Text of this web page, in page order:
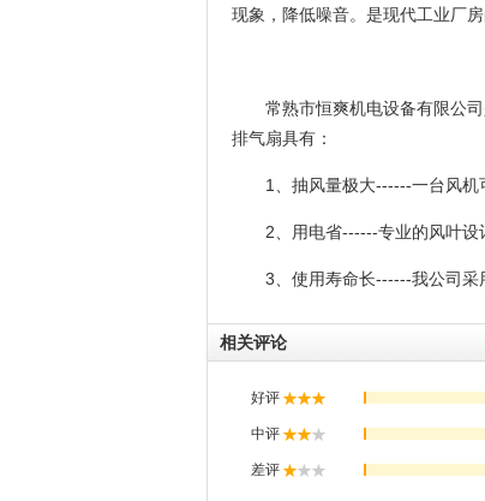
现象，降低噪音。是现代工业厂
常熟市恒爽机电设备有限公
排气扇具有：
1、抽风量极大------一台风机
2、用电省------专业的风叶设
3、使用寿命长------我公司采
相关评论